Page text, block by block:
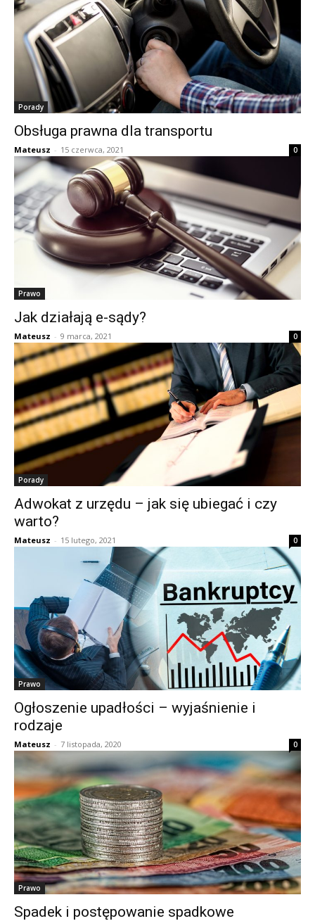
Porady
Obsługa prawna dla transportu
Mateusz - 15 czerwca, 2021 0
Prawo
Jak działają e-sądy?
Mateusz - 9 marca, 2021 0
Porady
Adwokat z urzędu – jak się ubiegać i czy
warto?
Mateusz - 15 lutego, 2021 0
Prawo
Ogłoszenie upadłości – wyjaśnienie i
rodzaje
Mateusz - 7 listopada, 2020 0
Prawo
Spadek i postępowanie spadkowe